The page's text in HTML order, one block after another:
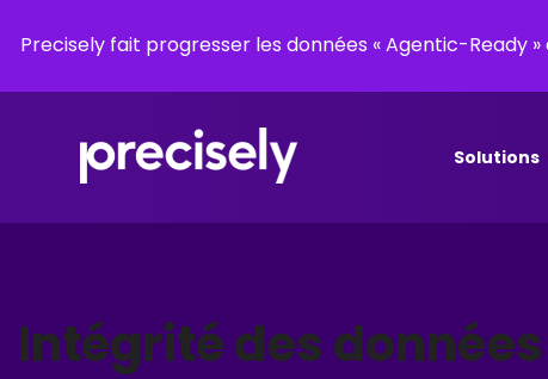
Precisely fait progresser les données « Agentic-Ready
Solutions
Intégrité des données